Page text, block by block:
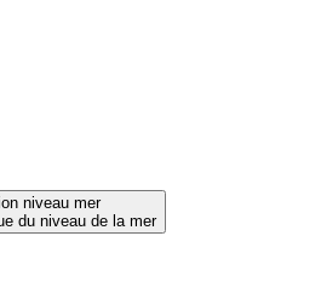
niveau mer
du niveau de la mer